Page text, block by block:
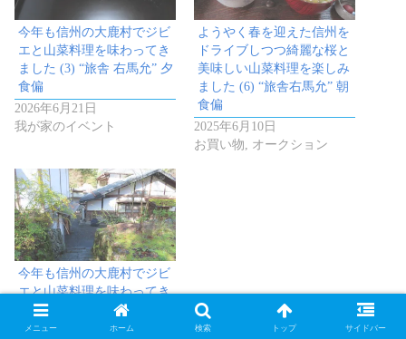
今年も信州の大鹿村でジビ
エと山菜料理を味わってき
ました (3) “旅舎 右馬允” 夕
食偏
2026年6月21日
我が家のイベント
ようやく春を迎えた信州を
ドライブしつつ綺麗な桜と
美味しい山菜料理を楽しみ
ました (6) “旅舎右馬允” 朝
食偏
2025年6月10日
お買い物, オークション
今年も信州の大鹿村でジビ
エと山菜料理を味わってき
ました (4) “旅舎 右馬允” 朝
食偏
メニュー ホーム 検索 トップ サイドバー